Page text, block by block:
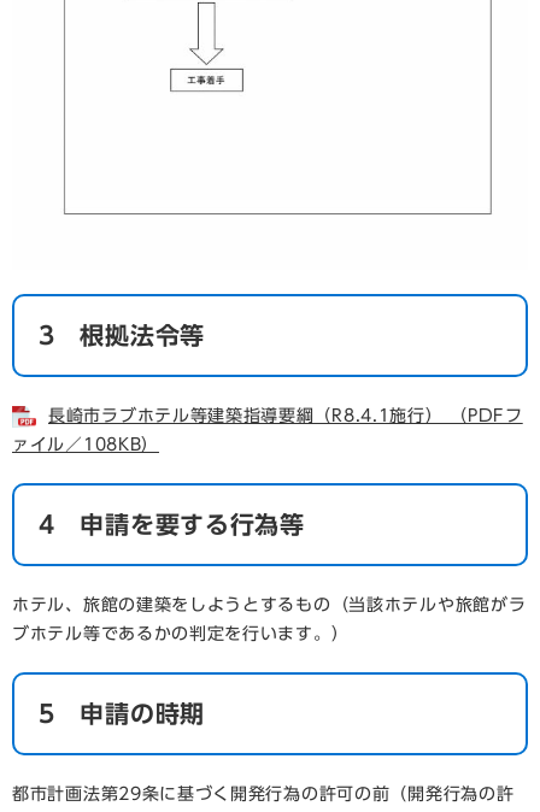
3 根拠法令等
長崎市ラブホテル等建築指導要綱（R8.4.1施行） （PDFフ
ァイル／108KB）
4 申請を要する行為等
ホテル、旅館の建築をしようとするもの（当該ホテルや旅館がラ
ブホテル等であるかの判定を行います。）
5 申請の時期
都市計画法第29条に基づく開発行為の許可の前（開発行為の許